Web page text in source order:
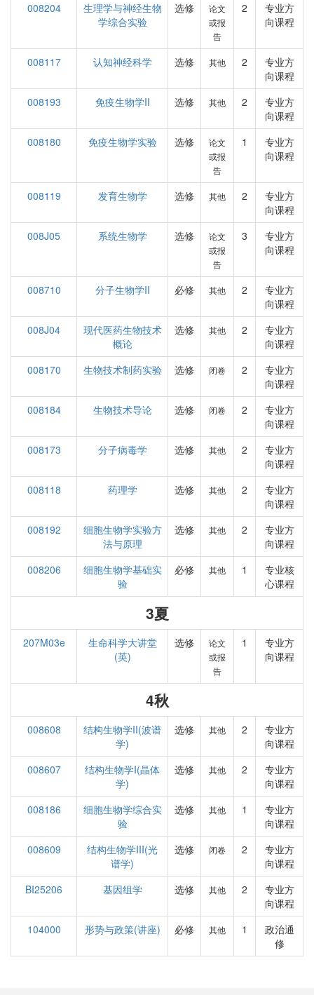
008204
生理学与神经生物
学综合实验
选修
论文
或报
告
2
专业方
向课程
008117 认知神经科学 选修 其他 2
专业方
向课程
008193
免疫生物学II 选修 其他 2
专业方
向课程
008180
免疫生物学实验 选修
论文
或报
告
1
专业方
向课程
008119 发育生物学 选修 其他 2
专业方
向课程
008J05
系统生物学 选修
论文
或报
告
3
专业方
向课程
008710 分子生物学II 必修 其他 2
专业方
向课程
008J04
现代医药生物技术
概论
选修 其他 2
专业方
向课程
008170
生物技术制药实验 选修 闭卷 2
专业方
向课程
008184
生物技术导论 选修 闭卷 2
专业方
向课程
008173
分子病毒学 选修 其他 2
专业方
向课程
008118
药理学 选修 其他 2
专业方
向课程
008192
细胞生物学实验方
法与原理
选修 其他 2
专业方
向课程
008206
细胞生物学基础实
验
必修 其他 1
专业核
心课程
3夏
207M03e
生命科学大讲堂
(英)
选修
论文
或报
告
1
专业方
向课程
4秋
008608
结构生物学II(波谱
学)
选修 其他 2
专业方
向课程
008607
结构生物学I(晶体
学)
选修 其他 2
专业方
向课程
008186
细胞生物学综合实
验
选修 其他 1
专业方
向课程
008609
结构生物学III(光
谱学)
选修 闭卷 2
专业方
向课程
BI25206
基因组学 选修 其他 2
专业方
向课程
104000
形势与政策(讲座) 必修 其他 1
政治通
修